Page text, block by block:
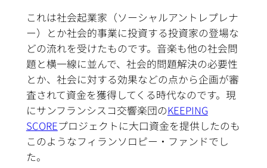
これは社会起業家（ソーシャルアントレプレナ
ー）とか社会的事業に投資する投資家の登場な
どの流れを受けたものです。音楽も他の社会問
題と横一線に並んで、社会的問題解決の必要性
とか、社会に対する効果などの点から企画が審
査されて資金を獲得してくる時代なのです。現
にサンフランシスコ交響楽団のKEEPING
SCOREプロジェクトに大口資金を提供したのも
このようなフィランソロピー・ファンドでし
た。